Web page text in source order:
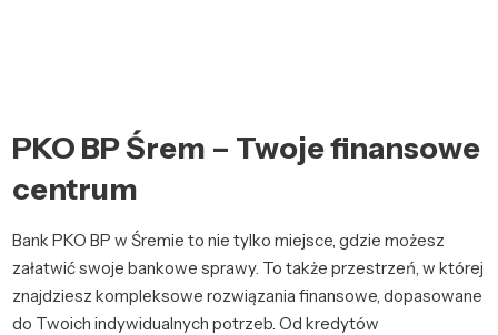
PKO BP Śrem – Twoje finansowe
centrum
Bank PKO BP w Śremie to nie tylko miejsce, gdzie możesz
załatwić swoje bankowe sprawy. To także przestrzeń, w której
znajdziesz kompleksowe rozwiązania finansowe, dopasowane
do Twoich indywidualnych potrzeb. Od kredytów